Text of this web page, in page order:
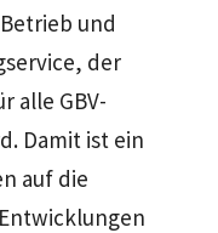
und
der
alle GBV-
Damit ist ein
auf die